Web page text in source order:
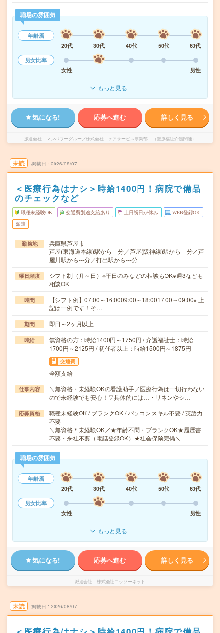
職場の雰囲気
年齢層
20代
30代 40代 50代
60代
男女比率
女性
男性
もっと見る
気になる! 応募へ進む 詳しく見る
派遣会社 マンパワーグループ株式会社 ケアサービス事業部 （医療福祉介護関連）
未読 掲載日 2026/08/07
＜医療行為はナシ＞時給1400円！病院で備品
のチェックなど
職種未経験OK 交通費別途支給あり 土日祝日が休み WEB登録OK
派遣
勤務地
兵庫県芦屋市
芦屋(東海道本線)駅から---分／芦屋(阪神線)駅から---分／芦
屋川駅から---分／打出駅から---分
曜日頻度
シフト制（月～日）※平日のみなどの相談もOK※週3なども
相談OK
時間
【シフト例】07:00～16:0009:00～18:0017:00～09:00※ 上
記は一例です！そ…
期間 即日～2ヶ月以上
時給
無資格の方：時給1400円～1750円 / 介護福祉士：時給
1700円～2125円 / 初任者以上：時給1500円～1875円
交通費
全額支給
仕事内容
＼無資格・未経験OKの看護助手／医療行為は一切行わない
ので未経験でも安心！▽具体的には…・リネンやシ…
応募資格
職種未経験OK / ブランクOK / パソコンスキル不要 / 英語力
不要
＼無資格＊未経験OK／★年齢不問・ブランクOK★履歴書
不要・来社不要（電話登録OK）★社会保険完備＼…
職場の雰囲気
年齢層
20代
30代 40代 50代
60代
男女比率
女性
男性
もっと見る
気になる! 応募へ進む 詳しく見る
派遣会社 株式会社ニッソーネット
未読 掲載日 2026/08/07